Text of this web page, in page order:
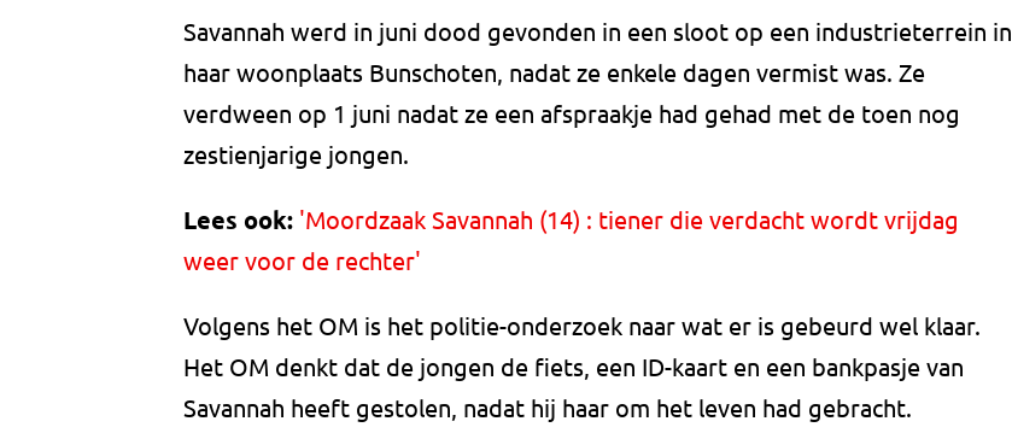
Savannah werd in juni dood gevonden in een sloot op een industrieterrein in
haar woonplaats Bunschoten, nadat ze enkele dagen vermist was. Ze
verdween op 1 juni nadat ze een afspraakje had gehad met de toen nog
zestienjarige jongen.
Lees ook: 'Moordzaak Savannah (14) : tiener die verdacht wordt vrijdag
weer voor de rechter'
Volgens het OM is het politie-onderzoek naar wat er is gebeurd wel klaar.
Het OM denkt dat de jongen de fiets, een ID-kaart en een bankpasje van
Savannah heeft gestolen, nadat hij haar om het leven had gebracht.